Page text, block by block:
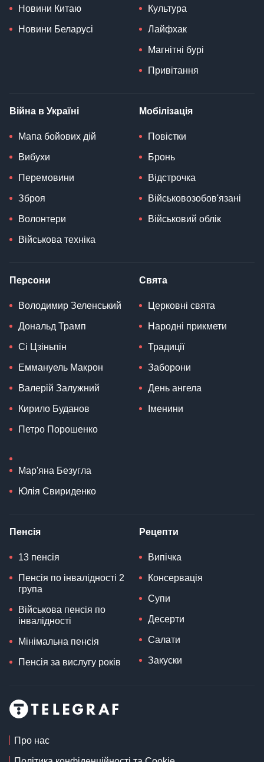
Новини Китаю
Новини Беларусі
Культура
Лайфхак
Магнітні бурі
Привітання
Війна в Україні
Мапа бойових дій
Вибухи
Перемовини
Зброя
Волонтери
Військова техніка
Мобілізація
Повістки
Бронь
Відстрочка
Військовозобов'язані
Військовий облік
Персони
Володимир Зеленський
Дональд Трамп
Сі Цзіньпін
Еммануель Макрон
Валерій Залужний
Кирило Буданов
Петро Порошенко
Мар'яна Безугла
Юлія Свириденко
Свята
Церковні свята
Народні прикмети
Традиції
Заборони
День ангела
Іменини
Пенсія
13 пенсія
Пенсія по інвалідності 2
група
Військова пенсія по
інвалідності
Мінімальна пенсія
Пенсія за вислугу років
Рецепти
Випічка
Консервація
Супи
Десерти
Салати
Закуски
Про нас